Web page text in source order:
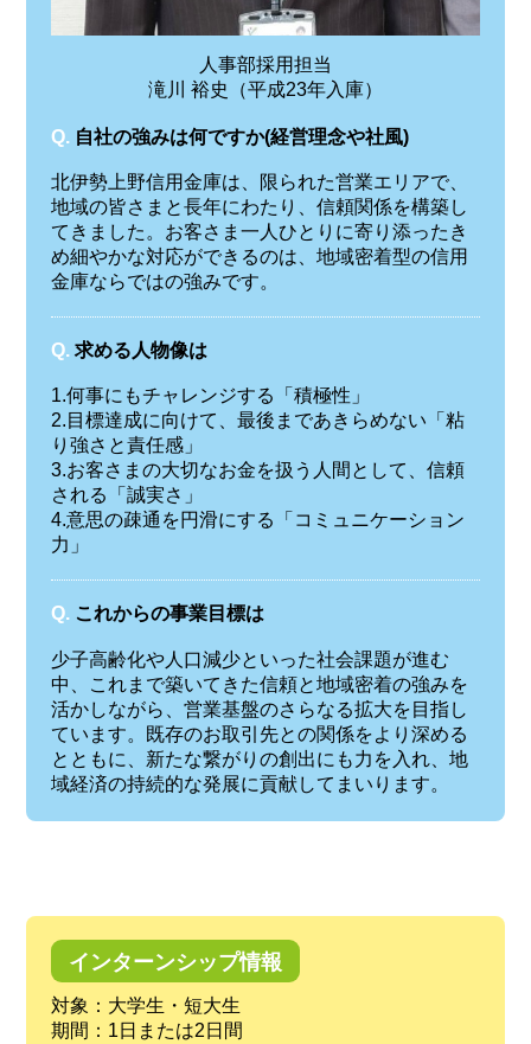
人事部採用担当
滝川 裕史（平成23年入庫）
Q. 自社の強みは何ですか(経営理念や社風)
北伊勢上野信用金庫は、限られた営業エリアで、
地域の皆さまと長年にわたり、信頼関係を構築し
てきました。お客さま一人ひとりに寄り添ったき
め細やかな対応ができるのは、地域密着型の信用
金庫ならではの強みです。
Q. 求める人物像は
1.何事にもチャレンジする「積極性」
2.目標達成に向けて、最後まであきらめない「粘
り強さと責任感」
3.お客さまの大切なお金を扱う人間として、信頼
される「誠実さ」
4.意思の疎通を円滑にする「コミュニケーション
力」
Q. これからの事業目標は
少子高齢化や人口減少といった社会課題が進む
中、これまで築いてきた信頼と地域密着の強みを
活かしながら、営業基盤のさらなる拡大を目指し
ています。既存のお取引先との関係をより深める
とともに、新たな繋がりの創出にも力を入れ、地
域経済の持続的な発展に貢献してまいります。
インターンシップ情報
対象：大学生・短大生
期間：1日または2日間